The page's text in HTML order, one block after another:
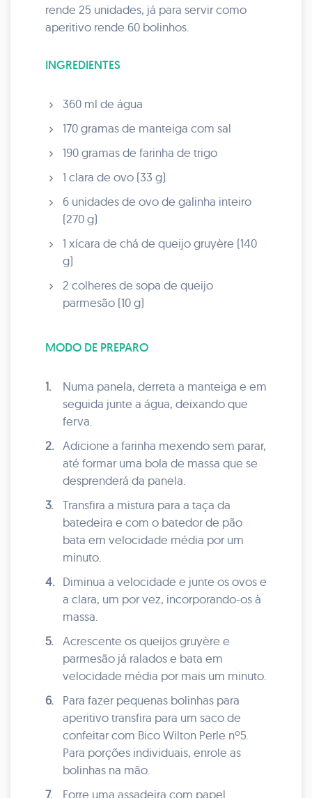
rende 25 unidades, já para servir como
aperitivo rende 60 bolinhos.
INGREDIENTES
360 ml de água
170 gramas de manteiga com sal
190 gramas de farinha de trigo
1 clara de ovo (33 g)
6 unidades de ovo de galinha inteiro
(270 g)
1 xícara de chá de queijo gruyère (140
g)
2 colheres de sopa de queijo
parmesão (10 g)
MODO DE PREPARO
1.
Numa panela, derreta a manteiga e em
seguida junte a água, deixando que
ferva.
2.
Adicione a farinha mexendo sem parar,
até formar uma bola de massa que se
desprenderá da panela.
3.
Transfira a mistura para a taça da
batedeira e com o batedor de pão
bata em velocidade média por um
minuto.
4.
Diminua a velocidade e junte os ovos e
a clara, um por vez, incorporando-os à
massa.
5.
Acrescente os queijos gruyère e
parmesão já ralados e bata em
velocidade média por mais um minuto.
6.
Para fazer pequenas bolinhas para
aperitivo transfira para um saco de
confeitar com Bico Wilton Perle nº5.
Para porções individuais, enrole as
bolinhas na mão.
7.
Forre uma assadeira com papel